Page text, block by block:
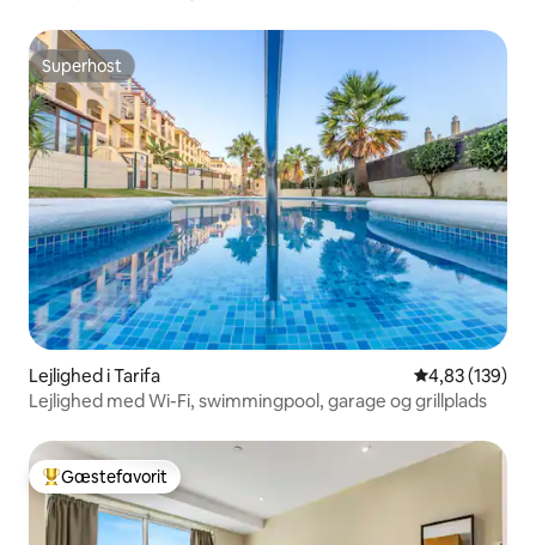
Superhost
Superhost
Lejlighed i Tarifa 4,83 ud af 5 i
4,83 (139)
Lejlighed med Wi-Fi, swimmingpool, garage og grillplads
Bedste gæstefavorit
Gæstefavorit